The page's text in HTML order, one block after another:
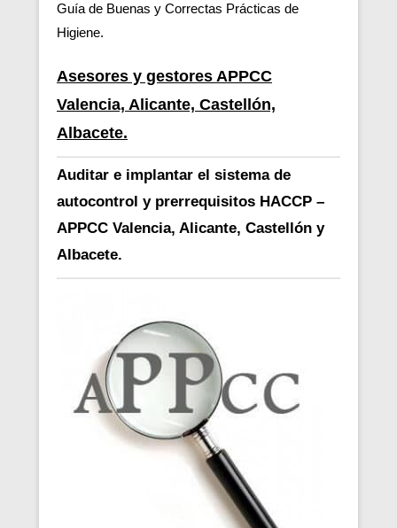
Guía de Buenas y Correctas Prácticas de
Higiene.
Asesores y gestores APPCC
Valencia, Alicante, Castellón,
Albacete.
Auditar e implantar el sistema de
autocontrol y prerrequisitos HACCP –
APPCC Valencia, Alicante, Castellón y
Albacete.